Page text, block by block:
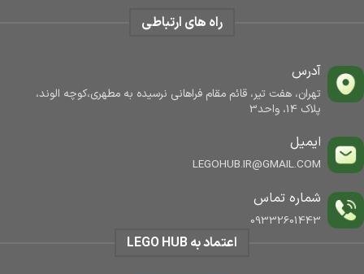
راه های ارتباطی
آدرس
تهران، هفت تیر، قائم مقام فراهانی نرسیده به مطهری،کوچه الوند،
پلاک 14، واحد3
ایمیل
LEGOHUB.IR@GMAIL.COM
شماره تماس
09332601443
اعتماد به LEGO HUB